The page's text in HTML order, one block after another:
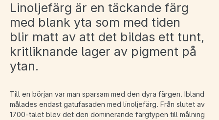
Linoljefärg är en täckande färg
med blank yta som med tiden
blir matt av att det bildas ett tunt,
kritliknande lager av pigment på
ytan.
Till en början var man sparsam med den dyra färgen. Ibland
målades endast gatufasaden med linoljefärg. Från slutet av
1700-talet blev det den dominerande färgtypen till målning